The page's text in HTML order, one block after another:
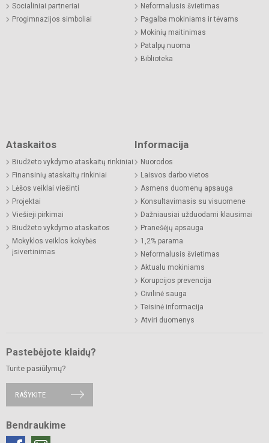
Socialiniai partneriai
Progimnazijos simboliai
Neformalusis švietimas
Pagalba mokiniams ir tėvams
Mokinių maitinimas
Patalpų nuoma
Biblioteka
Ataskaitos
Biudžeto vykdymo ataskaitų rinkiniai
Finansinių ataskaitų rinkiniai
Lėšos veiklai viešinti
Projektai
Viešieji pirkimai
Biudžeto vykdymo ataskaitos
Mokyklos veiklos kokybės
įsivertinimas
Informacija
Nuorodos
Laisvos darbo vietos
Asmens duomenų apsauga
Konsultavimasis su visuomene
Dažniausiai užduodami klausimai
Pranešėjų apsauga
1,2% parama
Neformalusis švietimas
Aktualu mokiniams
Korupcijos prevencija
Civilinė sauga
Teisinė informacija
Atviri duomenys
Pastebėjote klaidų?
Turite pasiūlymų?
RAŠYKITE
Bendraukime